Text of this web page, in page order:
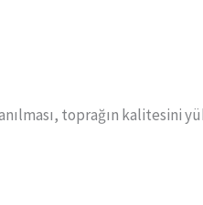
toprağın kalitesini